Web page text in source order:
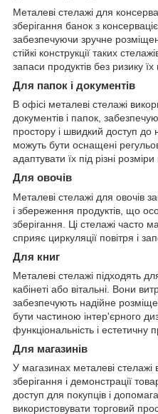
Металеві стелажі для
зберігання банок з
забезпечуючи зручне
стійкі конструкції таких
запаси продуктів без ризику
Для папок і документів
В офісі металеві стелажі
документів і папок,
простору і швидкий доступ до
можуть бути оснащені
адаптувати їх під різні
Для овочів
Металеві стелажі для овочів
і збереження продуктів, що
зберігання. Ці стелажі часто
сприяє циркуляції повітря і
Для книг
Металеві стелажі підходять
кабінеті або вітальні. Вони
забезпечують надійне
бути частиною інтер'єрного
функціональність і естетичну
Для магазинів
У магазинах металеві стелажі
зберігання і демонстрації
доступ для покупців і
використовувати торговий